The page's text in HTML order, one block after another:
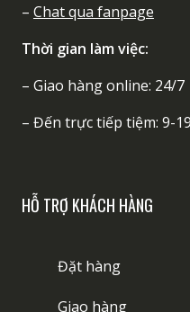
– Chat qua fanpage
Thời gian làm việc:
– Giao hàng online: 24/7
– Đến trực tiếp tiệm: 9-
HỖ TRỢ KHÁCH HÀNG
Đặt hàng
Giao hàng